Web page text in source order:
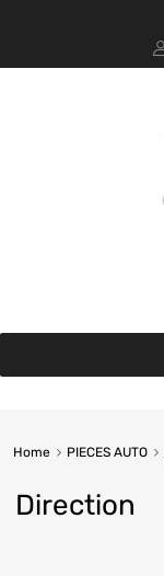
Home PIECES AUTO
Direction